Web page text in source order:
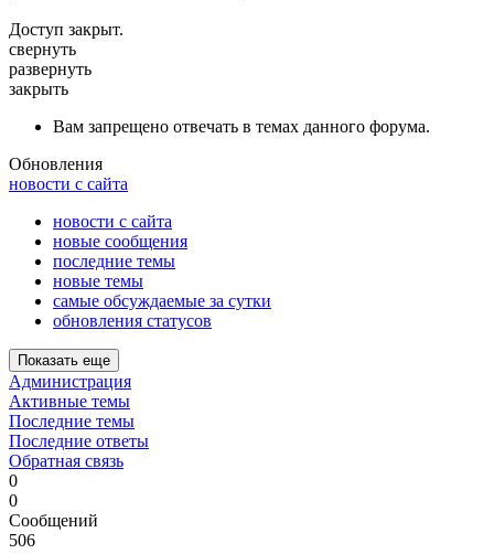
Доступ закрыт.
свернуть
развернуть
закрыть
Вам запрещено отвечать в темах данного форума.
Обновления
новости с сайта
новости с сайта
новые сообщения
последние темы
новые темы
самые обсуждаемые за сутки
обновления статусов
Показать еще
Администрация
Активные темы
Последние темы
Последние ответы
Обратная связь
0
0
Сообщений
506